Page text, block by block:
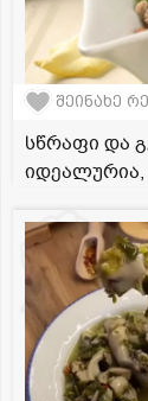
შეინახე
სწრაფი და
იდეალურია,